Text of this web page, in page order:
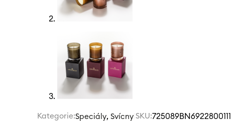
Kategorie:Speciály,Svícny SKU:725089BN6922800111